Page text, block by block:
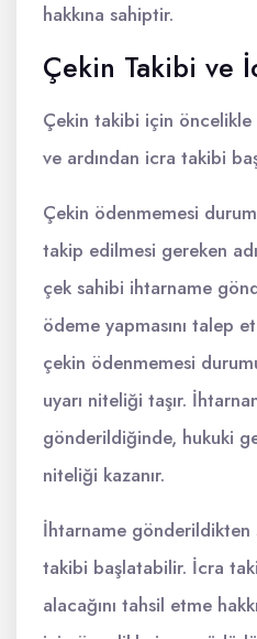
hakkına sahiptir.
Çekin Takibi ve
Çekin takibi için
ve ardından icra takibi
Çekin ödenmemesi
takip edilmesi gereken
çek sahibi ihtarname
ödeme yapmasını talep
çekin ödenmemesi
uyarı niteliği taşır.
gönderildiğinde, hukuki
niteliği kazanır.
İhtarname
takibi başlatabilir. İcra
alacağını tahsil etme